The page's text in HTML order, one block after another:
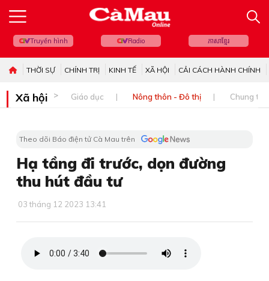
Truyền hình Radio ភាសាខ្មែរ
THỜI SỰ CHÍNH TRỊ KINH TẾ XÃ HỘI CẢI CÁCH HÀNH CHÍNH
Xã hội Giáo dục Nông thôn - Đô thị Chung
Theo dõi Báo điện tử Cà Mau trên
Hạ tầng đi trước, dọn đường
thu hút đầu tư
03 tháng 12 2023 13:41